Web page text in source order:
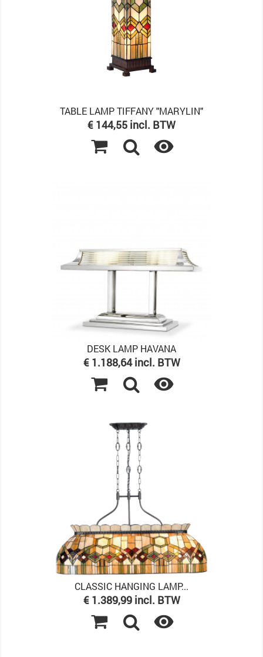
TABLE LAMP TIFFANY "MARYLIN"
Prijs
€ 144,55 incl. BTW

DESK LAMP HAVANA
Prijs
€ 1.188,64 incl. BTW

CLASSIC HANGING LAMP...
Prijs
€ 1.389,99 incl. BTW
